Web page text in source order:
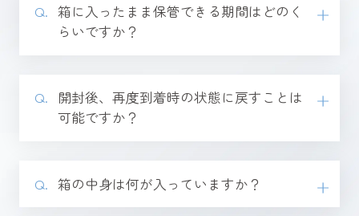
箱に入ったまま保管できる期間はどのく
らいですか？
開封後、再度到着時の状態に戻すことは
可能ですか？
箱の中身は何が入っていますか？